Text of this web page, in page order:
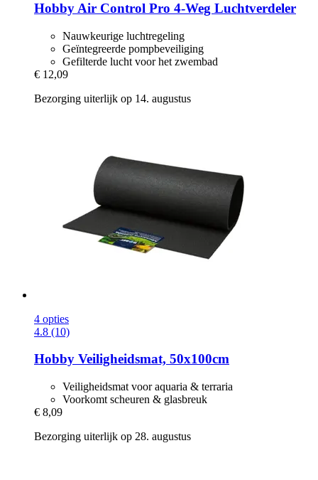
Hobby Air Control Pro 4-​Weg Luchtverdeler
Nauwkeurige luchtregeling
Geïntegreerde pompbeveiliging
Gefilterde lucht voor het zwembad
€ 12,09
Bezorging uiterlijk op 14. augustus
4 opties
4.8 (10)
Hobby Veiligheidsmat, 50x100cm
Veiligheidsmat voor aquaria & terraria
Voorkomt scheuren & glasbreuk
€ 8,09
Bezorging uiterlijk op 28. augustus